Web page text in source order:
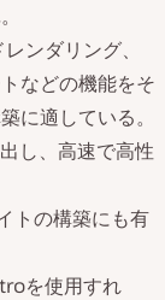
ンダリング、
などの機能をそ
に適している。
し、高速で高性
トの構築にも有
を使用すれ